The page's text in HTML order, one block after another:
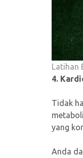
Latihan
4.
Tidak
yang
Anda